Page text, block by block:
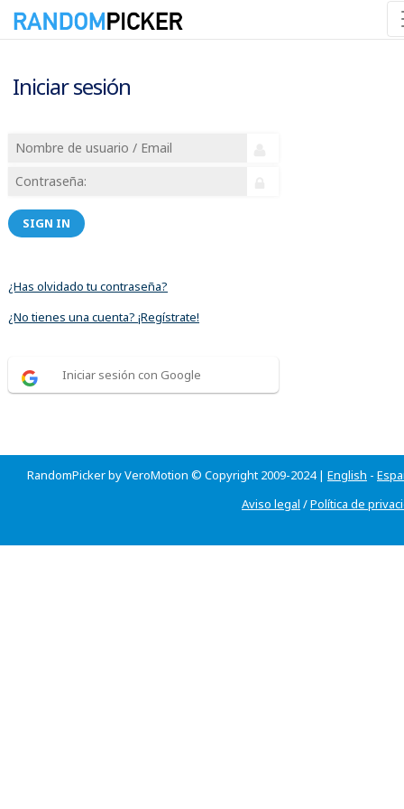
Iniciar sesión
SIGN IN
¿Has olvidado tu contraseña?
¿No tienes una cuenta? ¡Regístrate!
Iniciar sesión con Google
RandomPicker by VeroMotion © Copyright 2009-2024 | English -
Aviso legal /Política de